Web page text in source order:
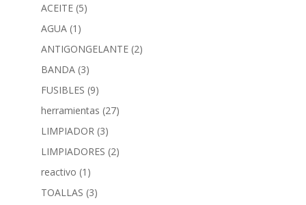
ACEITE (5)
AGUA (1)
ANTIGONGELANTE (2)
BANDA (3)
FUSIBLES (9)
herramientas (27)
LIMPIADOR (3)
LIMPIADORES (2)
reactivo (1)
TOALLAS (3)